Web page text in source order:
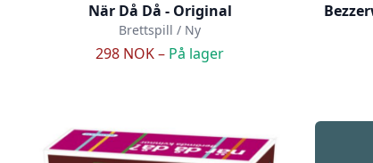
När Då Då - Original
Brettspill / Ny
298 NOK – På lager